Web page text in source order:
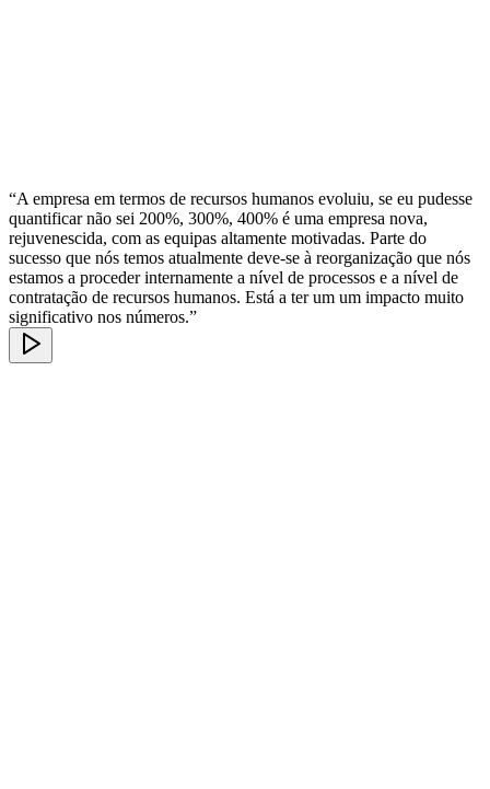
“A empresa em termos de recursos humanos evoluiu, se eu pudesse
quantificar não sei 200%, 300%, 400% é uma empresa nova,
rejuvenescida, com as equipas altamente motivadas. Parte do
sucesso que nós temos atualmente deve-se à reorganização que nós
estamos a proceder internamente a nível de processos e a nível de
contratação de recursos humanos. Está a ter um um impacto muito
significativo nos números.”